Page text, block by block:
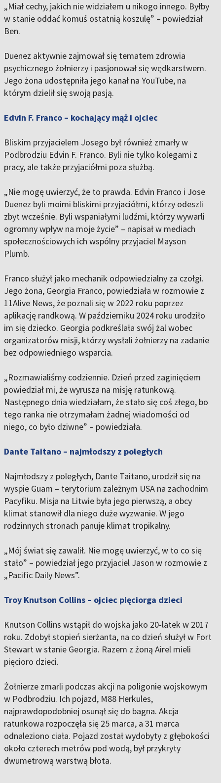
„Miał cechy, jakich nie widziałem u nikogo innego. Byłby
w stanie oddać komuś ostatnią koszulę” – powiedział
Ben.
Duenez aktywnie zajmował się tematem zdrowia
psychicznego żołnierzy i pasjonował się wędkarstwem.
Jego żona udostępniła jego kanał na YouTube, na
którym dzielił się swoją pasją.
Edvin F. Franco – kochający mąż i ojciec
Bliskim przyjacielem Josego był również zmarły w
Podbrodziu Edvin F. Franco. Byli nie tylko kolegami z
pracy, ale także przyjaciółmi poza służbą.
„Nie mogę uwierzyć, że to prawda. Edvin Franco i Jose
Duenez byli moimi bliskimi przyjaciółmi, którzy odeszli
zbyt wcześnie. Byli wspaniałymi ludźmi, którzy wywarli
ogromny wpływ na moje życie” – napisał w mediach
społecznościowych ich wspólny przyjaciel Mayson
Plumb.
Franco służył jako mechanik odpowiedzialny za czołgi.
Jego żona, Georgia Franco, powiedziała w rozmowie z
11Alive News, że poznali się w 2022 roku poprzez
aplikację randkową. W październiku 2024 roku urodziło
im się dziecko. Georgia podkreślała swój żal wobec
organizatorów misji, którzy wysłali żołnierzy na zadanie
bez odpowiedniego wsparcia.
„Rozmawialiśmy codziennie. Dzień przed zaginięciem
powiedział mi, że wyrusza na misję ratunkową.
Następnego dnia wiedziałam, że stało się coś złego, bo
tego ranka nie otrzymałam żadnej wiadomości od
niego, co było dziwne” – powiedziała.
Dante Taitano – najmłodszy z poległych
Najmłodszy z poległych, Dante Taitano, urodził się na
wyspie Guam – terytorium zależnym USA na zachodnim
Pacyfiku. Misja na Litwie była jego pierwszą, a obcy
klimat stanowił dla niego duże wyzwanie. W jego
rodzinnych stronach panuje klimat tropikalny.
„Mój świat się zawalił. Nie mogę uwierzyć, w to co się
stało” – powiedział jego przyjaciel Jason w rozmowie z
„Pacific Daily News”.
Troy Knutson Collins – ojciec pięciorga dzieci
Knutson Collins wstąpił do wojska jako 20-latek w 2017
roku. Zdobył stopień sierżanta, na co dzień służył w Fort
Stewart w stanie Georgia. Razem z żoną Airel mieli
pięcioro dzieci.
Żołnierze zmarli podczas akcji na poligonie wojskowym
w Podbrodziu. Ich pojazd, M88 Herkules,
najprawdopodobniej osunął się do bagna. Akcja
ratunkowa rozpoczęła się 25 marca, a 31 marca
odnaleziono ciała. Pojazd został wydobyty z głębokości
około czterech metrów pod wodą, był przykryty
dwumetrową warstwą błota.